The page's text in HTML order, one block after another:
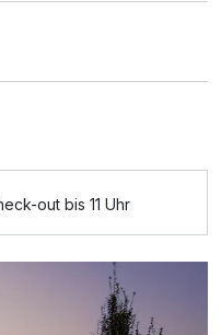
out bis 11 Uhr